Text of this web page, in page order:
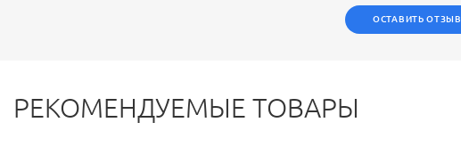
ОСТАВИТЬ ОТЗЫВ
РЕКОМЕНДУЕМЫЕ ТОВАРЫ